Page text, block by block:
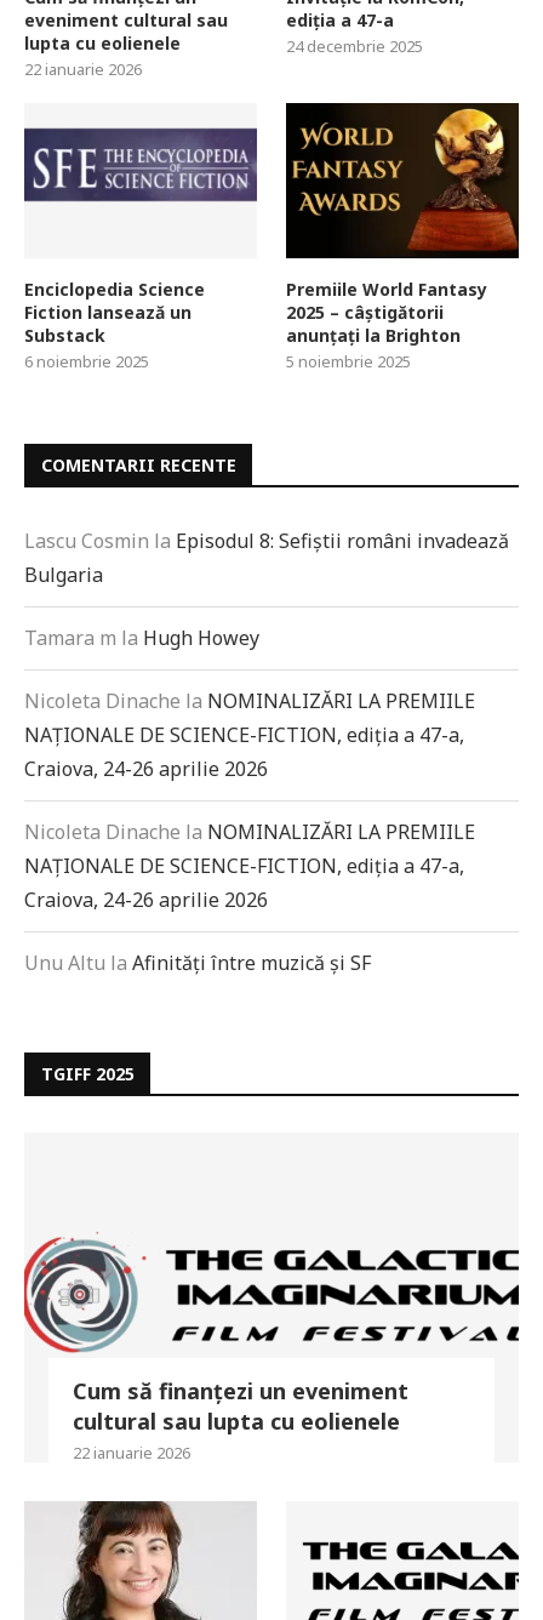
eveniment cultural sau
lupta cu eolienele
22 ianuarie 2026
ediția a 47-a
24 decembrie 2025
Enciclopedia Science
Fiction lansează un
Substack
6 noiembrie 2025
Premiile World Fantasy
2025 – câștigătorii
anunțați la Brighton
5 noiembrie 2025
COMENTARII RECENTE
Lascu Cosmin la Episodul 8: Sefiștii români invadează
Bulgaria
Tamara m la Hugh Howey
Nicoleta Dinache la NOMINALIZĂRI LA PREMIILE
NAȚIONALE DE SCIENCE-FICTION, ediția a 47-a,
Craiova, 24-26 aprilie 2026
Nicoleta Dinache la NOMINALIZĂRI LA PREMIILE
NAȚIONALE DE SCIENCE-FICTION, ediția a 47-a,
Craiova, 24-26 aprilie 2026
Unu Altu la Afinități între muzică și SF
TGIFF 2025
Cum să finanțezi un eveniment
cultural sau lupta cu eolienele
22 ianuarie 2026